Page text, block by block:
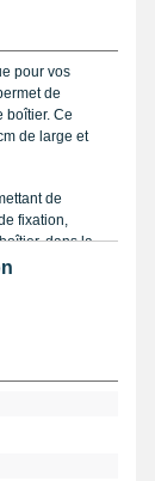
pour vos
de
boîtier. Ce
de large et
de
fixation,
dans la
de bracelet